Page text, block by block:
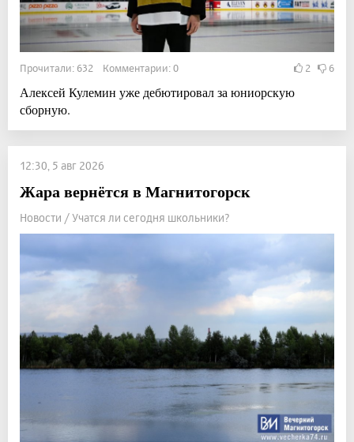
Прочитали: 632 Комментарии: 0 2 6
Алексей Кулемин уже дебютировал за юниорскую
сборную.
12:30, 5 авг 2026
Жара вернётся в Магнитогорск
Новости / Учатся ли сегодня школьники?